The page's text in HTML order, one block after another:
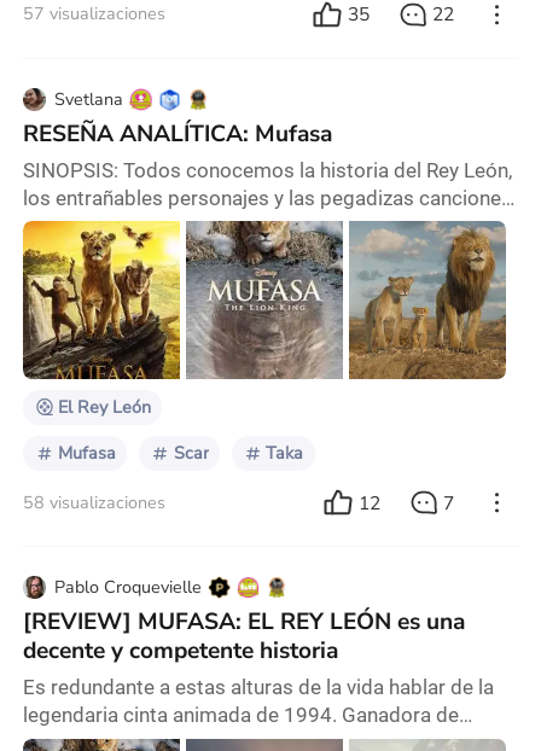
57 visualizaciones 35 22
Svetlana
RESEÑA ANALÍTICA: Mufasa
SINOPSIS: Todos conocemos la historia del Rey León,
los entrañables personajes y las pegadizas canciones,
pero sobre todo el trágico final de Mufasa el padre de
Simba, sin embargo, no conocemos más allá del
personaje Mufasa, por lo que, en esta película
precuela de nombre Mufasa, profundiza sobre cómo
fue la vida del padre de Simba antes de convertirse en
rey y cómo unos hermanos que originalmente
El Rey León
Mufasa Scar Taka
58 visualizaciones 12 7
Pablo Croquevielle
[REVIEW] MUFASA: EL REY LEÓN es una
decente y competente historia
Es redundante a estas alturas de la vida hablar de la
legendaria cinta animada de 1994. Ganadora de
múltiples premios, canciones memorables,